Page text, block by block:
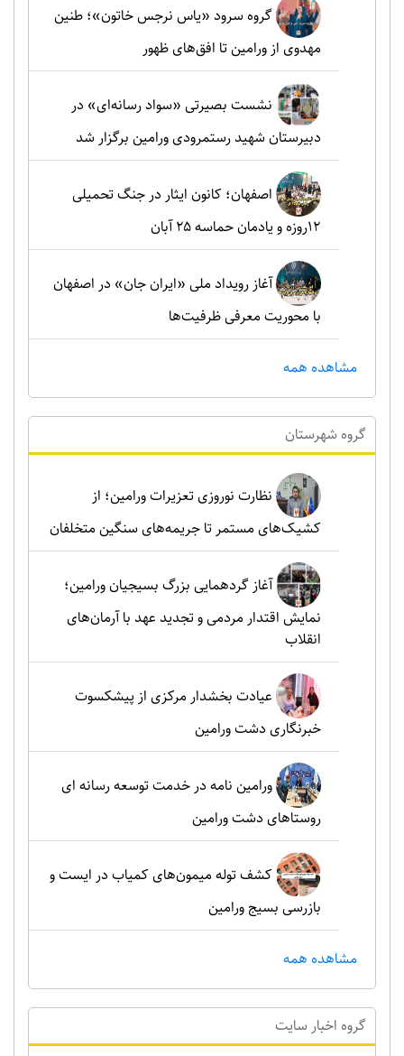
گروه سرود «یاس نرجس خاتون»؛ طنین
مهدوی از ورامین تا افق‌های ظهور
نشست بصیرتی «سواد رسانه‌ای» در
دبیرستان شهید رستمرودی ورامین برگزار شد
اصفهان؛ کانون ایثار در جنگ تحمیلی
۱۲روزه و یادمان حماسه ۲۵ آبان
آغاز رویداد ملی «ایران جان» در اصفهان
با محوریت معرفی ظرفیت‌ها
مشاهده همه
گروه شهرستان
نظارت نوروزی تعزیرات ورامین؛ از
کشیک‌های مستمر تا جریمه‌های سنگین متخلفان
آغاز گردهمایی بزرگ بسیجیان ورامین؛
نمایش اقتدار مردمی و تجدید عهد با آرمان‌های
انقلاب
عیادت بخشدار مرکزی از پیشکسوت
خبرنگاری دشت ورامین
ورامین نامه در خدمت توسعه رسانه ای
روستاهای دشت ورامین
کشف توله میمون‌های کمیاب در ایست و
بازرسی بسیج ورامین
مشاهده همه
گروه اخبار سايت